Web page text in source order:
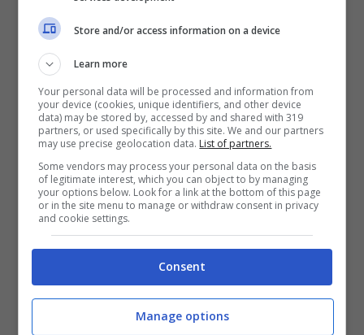
Apre la piattaforma Inps – Missionerisparmio.it
I lavoratori che svolgonomansioni faticose
e usurati hanno la possibilità di andare in
pensione anticipata dai61 anni e 7 mesi di
. La domanda per la pensione anticipata
deve essere presentata all’Inpsentro il 1°
per via telematica. Inoltre, sarà
Store and/or access information on a device
Learn more
Your personal data will be processed and information from
your device (cookies, unique identifiers, and other device
data) may be stored by, accessed by and shared with 319
partners, or used specifically by this site. We and our partners
may use precise geolocation data. List of partners.
Some vendors may process your personal data on the basis
of legitimate interest, which you can object to by managing
your options below. Look for a link at the bottom of this page
or in the site menu to manage or withdraw consent in privacy
and cookie settings.
Consent
Manage options